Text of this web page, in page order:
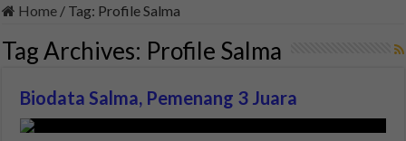
Home / Tag: Profile Salma
Tag Archives: Profile Salma
Biodata Salma, Pemenang 3 Juara